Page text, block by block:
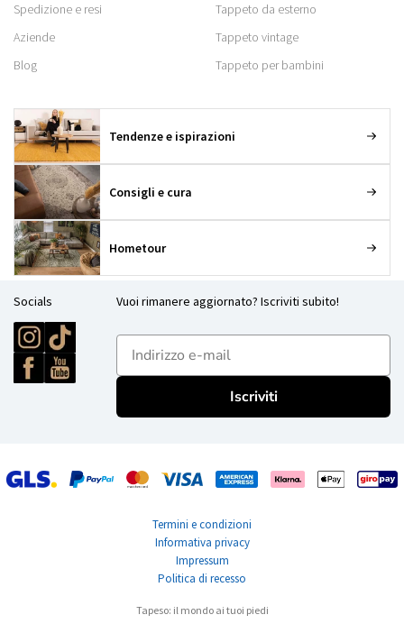
Spedizione e resi
Aziende
Blog
Tappeto da esterno
Tappeto vintage
Tappeto per bambini
Tendenze e ispirazioni
Consigli e cura
Hometour
Socials Vuoi rimanere aggiornato? Iscriviti subito!
E-mailadres
Iscriviti
Termini e condizioni
Informativa privacy
Impressum
Politica di recesso
Tapeso: il mondo ai tuoi piedi